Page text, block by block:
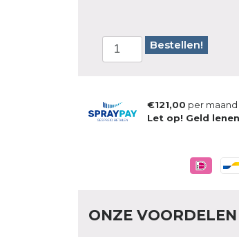
Bestellen!
€121,00 per maand
Let op! Geld
ONZE VOORDELEN